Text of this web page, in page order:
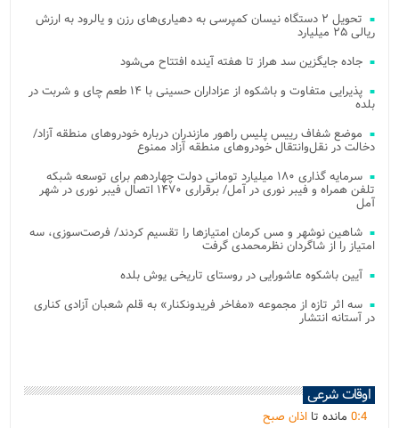
تحویل ۲ دستگاه نیسان کمپرسی به دهیاری‌های رزن و یالرود به ارزش
ریالی ۲۵ میلیارد
جاده جایگزین سد هراز تا هفته آینده افتتاح می‌شود
پذیرایی متفاوت و باشکوه از عزاداران حسینی با ۱۴ طعم چای و شربت در
بلده
موضع شفاف رییس پلیس راهور مازندران درباره خودروهای منطقه آزاد/
دخالت در نقل‌وانتقال خودروهای منطقه آزاد ممنوع
سرمایه گذاری ۱۸۰ میلیارد تومانی دولت چهاردهم برای توسعه شبکه
تلفن همراه و فیبر نوری در آمل/ برقراری ۱۴۷۰ اتصال فیبر نوری در شهر
آمل
شاهین نوشهر و مس کرمان امتیازها را تقسیم کردند/ فرصت‌سوزی، سه
امتیاز را از شاگردان نظرمحمدی گرفت
آیین باشکوه عاشورایی در روستای تاریخی یوش بلده
سه اثر تازه از مجموعه «مفاخر فریدونکنار» به قلم شعبان آزادی کناری
در آستانه انتشار
اوقات شرعی
0:4 مانده تااذان صبح